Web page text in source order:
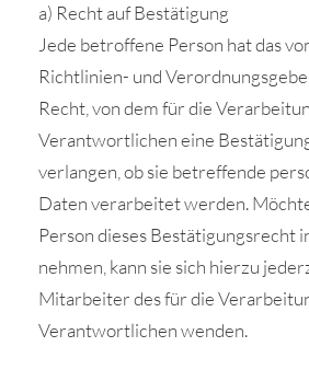
a) Recht auf Bestätigung
Jede betroffene Person hat das
Richtlinien- und
Recht, von dem für die
Verantwortlichen eine
verlangen, ob sie betreffende
Daten verarbeitet werden.
Person dieses Bestätigungsrecht
nehmen, kann sie sich hierzu
Mitarbeiter des für die
Verantwortlichen wenden.